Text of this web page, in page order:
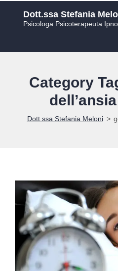
Dott.ssa Stefania
Psicologa Psicoterapeuta
Category
Dott.ssa Stefania Meloni >